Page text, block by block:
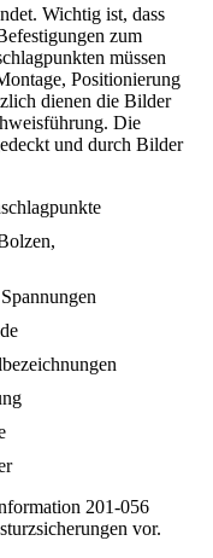
Wichtig ist, dass
zum
müssen
Positionierung
dienen die Bilder
Die
und durch Bilder
201-056
vor.